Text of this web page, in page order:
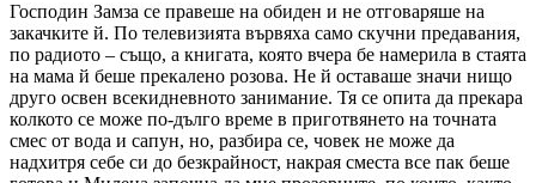
Господин Замза се правеше на обиден и не отговаряше на
закачките й. По телевизията вървяха само скучни предавания,
по радиото – също, а книгата, която вчера бе намерила в стаята
на мама й беше прекалено розова. Не й оставаше значи нищо
друго освен всекидневното занимание. Тя се опита да прекара
колкото се може по-дълго време в приготвянето на точната
смес от вода и сапун, но, разбира се, човек не може да
надхитря себе си до безкрайност, накрая сместа все пак беше